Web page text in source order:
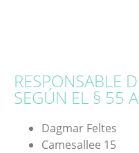
RESPONSABLE
SEGÚN EL § 55
Dagmar Feltes
Camesallee 15